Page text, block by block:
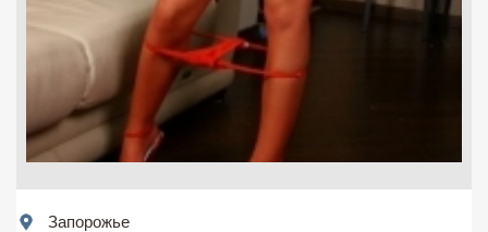
Запорожье